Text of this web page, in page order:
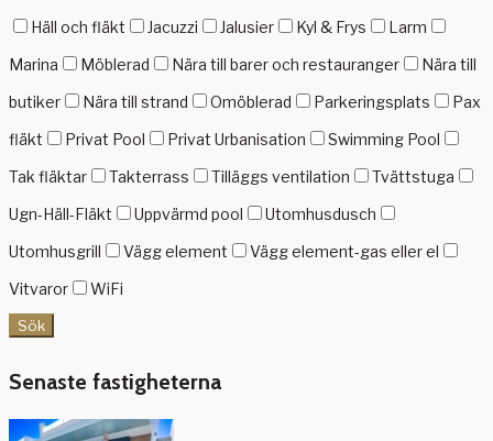
Häll och fläkt
Jacuzzi Jalusier Kyl & Frys
Larm
Marina
Möblerad Nära till barer och restauranger
Nära till
butiker
Nära till strand Omöblerad Parkeringsplats
Pax
fläkt
Privat Pool Privat Urbanisation
Swimming Pool
Tak fläktar
Takterrass Tilläggs ventilation
Tvättstuga
Ugn-Häll-Fläkt
Uppvärmd pool
Utomhusdusch
Utomhusgrill
Vägg element
Vägg element-gas eller el
Vitvaror
WiFi
Sök
Senaste fastigheterna